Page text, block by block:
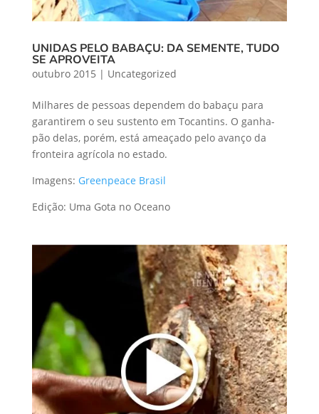
UNIDAS PELO BABAÇU: DA SEMENTE, TUDO
SE APROVEITA
outubro 2015 | Uncategorized
Milhares de pessoas dependem do babaçu para
garantirem o seu sustento em Tocantins. O ganha-
pão delas, porém, está ameaçado pelo avanço da
fronteira agrícola no estado.
Imagens: Greenpeace Brasil
Edição: Uma Gota no Oceano